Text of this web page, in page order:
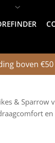
boven €50
&